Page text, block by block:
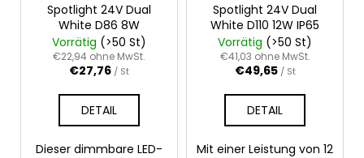
Spotlight 24V Dual
White D86 8W
Vorrätig (>50 St)
€22,94 ohne MwSt.
€27,76 / St
DETAIL
Dieser dimmbare LED-
Spotlight 24V Dual
White D110 12W IP65
Vorrätig (>50 St)
€41,03 ohne MwSt.
€49,65 / St
DETAIL
Mit einer Leistung von 12